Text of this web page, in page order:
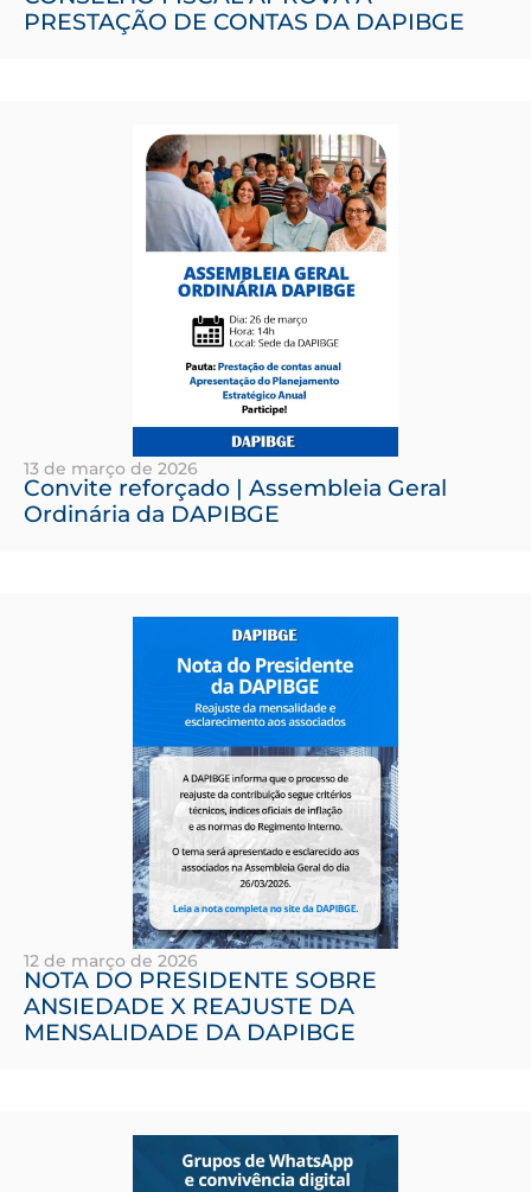
PRESTAÇÃO DE CONTAS DA DAPIBGE
13 de março de 2026
Convite reforçado | Assembleia Geral
Ordinária da DAPIBGE
12 de março de 2026
NOTA DO PRESIDENTE SOBRE
ANSIEDADE X REAJUSTE DA
MENSALIDADE DA DAPIBGE